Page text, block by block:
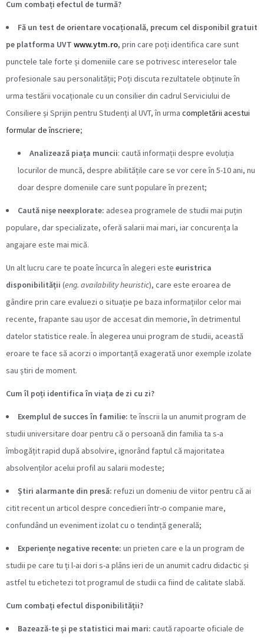
Cum combați efectul de turmă?
Fă un test de orientare vocațională, precum cel disponibil gratuit
pe platforma UVT www.ytm.ro, prin care poți identifica care sunt
punctele tale forte și domeniile care se potrivesc intereselor tale
profesionale sau personalității; Poți discuta rezultatele obținute în
urma testării vocaționale cu un consilier din cadrul Serviciului de
Consiliere și Sprijin pentru Studenți al UVT, în urma completării acestui
formular de înscriere;
Analizează piața muncii: caută informații despre evoluția
locurilor de muncă, despre abilitățile care se vor cere în 5-10 ani, nu
doar despre domeniile care sunt populare în prezent;
Caută nișe neexplorate: adesea programele de studii mai puțin
populare, dar specializate, oferă salarii mai mari, iar concurența la
angajare este mai mică.
Un alt lucru care te poate încurca în alegeri este euristrica
disponibilității (eng. availability heuristic), care este eroarea de
gândire prin care evaluezi o situație pe baza informațiilor celor mai
recente, frapante sau ușor de accesat din memorie, în detrimentul
datelor statistice reale. În alegerea unui program de studii, această
eroare te face să acorzi o importanță exagerată unor exemple izolate
sau știri de moment.
Cum îl poți identifica în viața de zi cu zi?
Exemplul de succes în familie: te înscrii la un anumit program de
studii universitare doar pentru că o persoană din familia ta s-a
îmbogățit rapid după absolvire, ignorând faptul că majoritatea
absolvenților acelui profil au salarii modeste;
Știri alarmante din presă: refuzi un domeniu de viitor pentru că ai
citit recent un articol despre concedieri într-o companie mare,
confundând un eveniment izolat cu o tendință generală;
Experiențe negative recente: un prieten care e la un program de
studii pe care tu ți l-ai dori s-a plâns ieri de un anumit cadru didactic și
astfel tu etichetezi tot programul de studii ca fiind de calitate slabă.
Cum combați efectul disponibilității?
Bazează-te și pe statistici mai mari: caută rapoarte oficiale de